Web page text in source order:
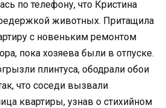
по телефону, что Кристина
животных. Притащила
с новеньким ремонтом
пока хозяева были в отпуске.
плинтуса, ободрали обои
что соседи вызвали
квартиры, узнав о стихийном